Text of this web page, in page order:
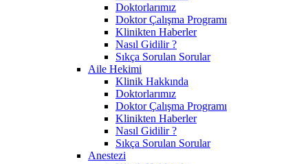
Doktorlarımız
Doktor Çalışma Programı
Klinikten Haberler
Nasıl Gidilir ?
Sıkça Sorulan Sorular
Aile Hekimi
Klinik Hakkında
Doktorlarımız
Doktor Çalışma Programı
Klinikten Haberler
Nasıl Gidilir ?
Sıkça Sorulan Sorular
Anestezi